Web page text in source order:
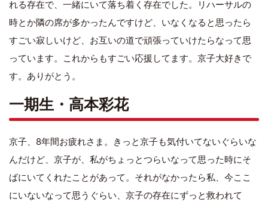
れる存在で、一緒にいて落ち着く存在でした。リハーサルの
時とか隣の席が多かったんですけど、いなくなると思ったら
すごい寂しいけど、お互いの道で頑張っていけたらなって思
っています。これからもすごい応援してます。京子大好きで
す。ありがとう。
一期生・高本彩花
京子、8年間お疲れさま。きっと京子も気付いてないぐらいな
んだけど、京子が、私がちょっとつらいなって思った時にそ
ばにいてくれたことがあって。それがなかったら私、今ここ
にいないなって思うぐらい、京子の存在にずっと救われて